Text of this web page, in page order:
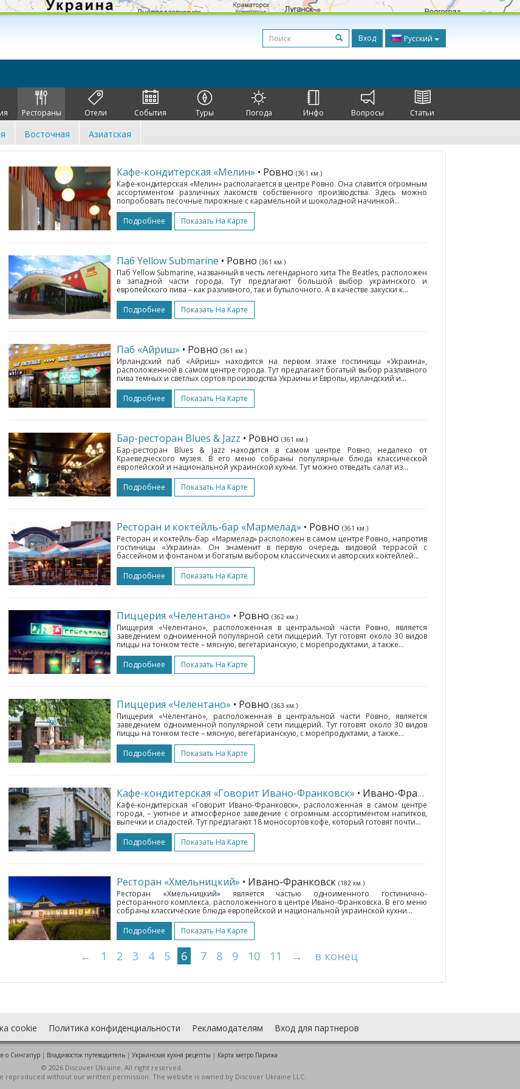
Вход Русский
Рестораны Отели События Туры Погода Инфо Вопросы Статьи
Восточная Азиатская
Кафе-кондитерская «Мелин» • Ровно (361 км.)
Кафе-кондитерская «Мелин» располагается в центре Ровно. Она славится огромным
ассортиментом различных лакомств собственного производства. Здесь можно
попробовать песочные пирожные с карамельной и шоколадной начинкой...
Подробнее
Показать На Карте
Паб Yellow Submarine • Ровно (361 км.)
Паб Yellow Submarine, названный в честь легендарного хита The Beatles, расположен
в западной части города. Тут предлагают большой выбор украинского и
европейского пива – как разливного, так и бутылочного. А в качестве закуски к...
Подробнее
Показать На Карте
Паб «Айриш» • Ровно (361 км.)
Ирландский паб «Айриш» находится на первом этаже гостиницы «Украина»,
расположенной в самом центре города. Тут предлагают богатый выбор разливного
пива темных и светлых сортов производства Украины и Европы, ирландский и...
Подробнее
Показать На Карте
Бар-ресторан Blues & Jazz • Ровно (361 км.)
Бар-ресторан Blues & Jazz находится в самом центре Ровно, недалеко от
Краеведческого музея. В его меню собраны популярные блюда классической
европейской и национальной украинской кухни. Тут можно отведать салат из...
Подробнее
Показать На Карте
Ресторан и коктейль-бар «Мармелад» • Ровно (361 км.)
Ресторан и коктейль-бар «Мармелад» расположен в самом центре Ровно, напротив
гостиницы «Украина». Он знаменит в первую очередь видовой террасой с
бассейном и фонтаном и богатым выбором классических и авторских коктейлей...
Подробнее
Показать На Карте
Пиццерия «Челентано» • Ровно (362 км.)
Пиццерия «Челентано», расположенная в центральной части Ровно, является
заведением одноименной популярной сети пиццерий. Тут готовят около 30 видов
пиццы на тонком тесте – мясную, вегетарианскую, с морепродуктами, а также...
Подробнее
Показать На Карте
Пиццерия «Челентано» • Ровно (363 км.)
Пиццерия «Челентано», расположенная в центральной части Ровно, является
заведением одноименной популярной сети пиццерий. Тут готовят около 30 видов
пиццы на тонком тесте – мясную, вегетарианскую, с морепродуктами, а также...
Подробнее
Показать На Карте
Кафе-кондитерская «Говорит Ивано-Франковск» • Ивано-Франковск
Кафе-кондитерская «Говорит Ивано-Франковск», расположенная в самом центре
города, – уютное и атмосферное заведение с огромным ассортиментом напитков,
выпечки и сладостей. Тут предлагают 18 моносортов кофе, который готовят почти...
Подробнее
Показать На Карте
Ресторан «Хмельницкий» • Ивано-Франковск (182 км.)
Ресторан «Хмельницкий» является частью одноименного гостинично-
ресторанного комплекса, расположенного в центре Ивано-Франковска. В его меню
собраны классические блюда европейской и национальной украинской кухни...
Подробнее
Показать На Карте
← 1 2 3 4 5 6 7 8 9 10 11 → в конец
cookie Политика конфиденциальности Рекламодателям Вход для партнеров
о Cингапур| Владивосток путеводитель| Украинская кухня рецепты | Карта метро Парижа
© 2026 Discover Ukraine. All right reserved.
reproduced without our written permission. The website is owned by Discover Ukraine LLC.